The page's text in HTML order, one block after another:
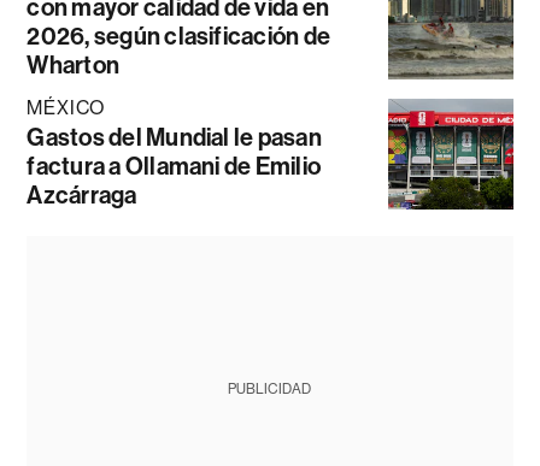
con mayor calidad de vida en
2026, según clasificación de
Wharton
MÉXICO
Gastos del Mundial le pasan
factura a Ollamani de Emilio
Azcárraga
PUBLICIDAD